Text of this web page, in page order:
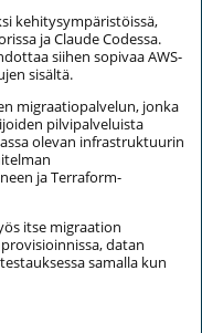
kehitysympäristöissä,
ja Claude Codessa.
siihen sopivaa AWS-
sisältä.
migraatiopalvelun, jonka
pilvipalveluista
olevan infrastruktuurin
ja Terraform-
itse migraation
datan
samalla kun